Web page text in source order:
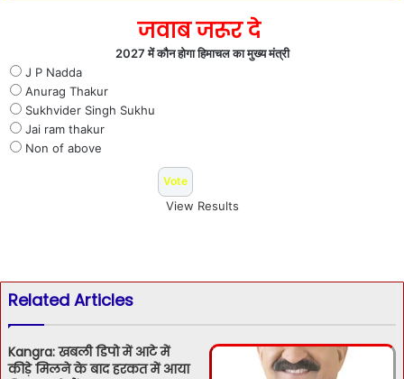
जवाब जरूर दे
2027 में कौन होगा हिमाचल का मुख्य मंत्री
J P Nadda
Anurag Thakur
Sukhvider Singh Sukhu
Jai ram thakur
Non of above
View Results
Related Articles
Kangra: खबली डिपो में आटे में
कीड़े मिलने के बाद हरकत में आया